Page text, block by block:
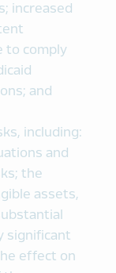
increased
to comply
and
including:
and
the
assets,
significant
effect on